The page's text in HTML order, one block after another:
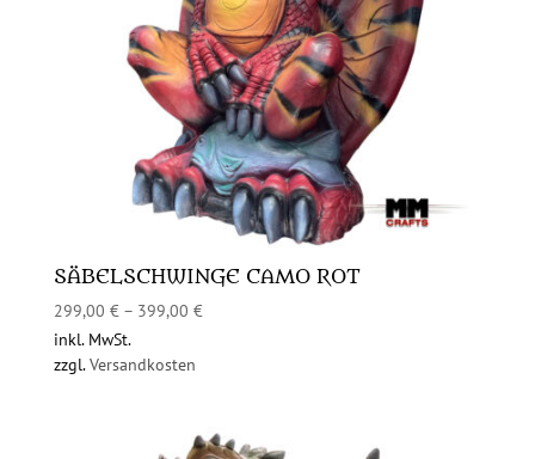
SÄBELSCHWINGE CAMO ROT
299,00 €– 399,00 €
inkl. MwSt.
zzgl.Versandkosten